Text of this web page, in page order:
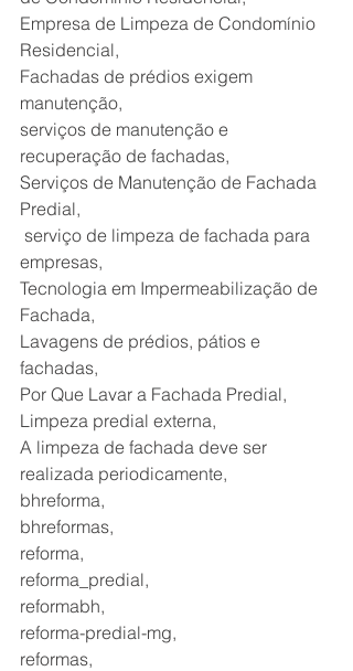
Empresa de Limpeza de Condomínio
Residencial,
Fachadas de prédios exigem
manutenção,
serviços de manutenção e
recuperação de fachadas,
Serviços de Manutenção de Fachada
Predial,
empresas,
Tecnologia em Impermeabilização de
Fachada,
Lavagens de prédios, pátios e
fachadas,
Por Que Lavar a Fachada Predial,
Limpeza predial externa,
A limpeza de fachada deve ser
realizada periodicamente,
bhreforma,
bhreformas,
reforma,
reforma_predial,
reformabh,
reforma-predial-mg,
reformas,